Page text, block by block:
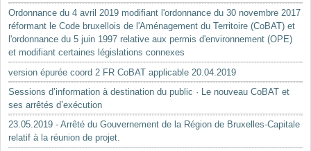
Ordonnance du 4 avril 2019 modifiant l'ordonnance du 30 novembre 2017
réformant le Code bruxellois de l'Aménagement du Territoire (CoBAT) et
l'ordonnance du 5 juin 1997 relative aux permis d'environnement (OPE)
et modifiant certaines législations connexes
version épurée coord 2 FR CoBAT applicable 20.04.2019
Sessions d’information à destination du public · Le nouveau CoBAT et
ses arrêtés d’exécution
23.05.2019 - Arrêté du Gouvernement de la Région de Bruxelles-Capitale
relatif à la réunion de projet.